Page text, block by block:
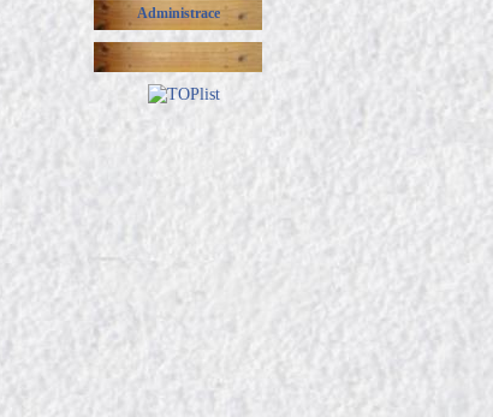
Administrace